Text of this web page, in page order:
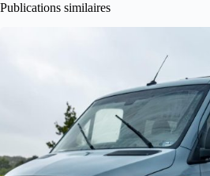
Publications similaires